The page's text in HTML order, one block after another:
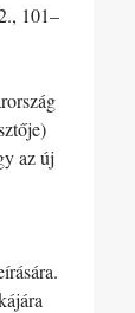
101–
az új